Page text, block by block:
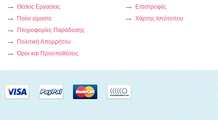
Θέσεις Εργασίας
Ποίοι είμαστε
Πληροφορίες Παράδοσης
Πολιτική Απορρήτου
Όροι και Προϋποθέσεις
Επιστροφές
Χάρτης Ιστότοπου